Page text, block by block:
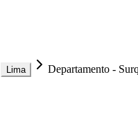
Lima
Departamento -